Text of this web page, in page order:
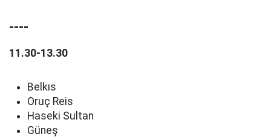
----
11.30-13.30
Belkıs
Oruç Reis
Haseki Sultan
Güneş